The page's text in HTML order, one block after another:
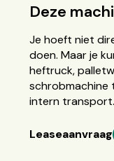
Deze
Je hoeft niet
doen. Maar je
heftruck,
schrobmachine
intern transport.
Leaseaanvraag